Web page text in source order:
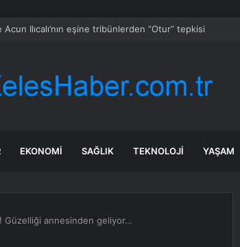
kanalında bulunan 9 yaşındaki çocuk hayatını kaybetti
EKONOMI SAĞLIK TEKNOLOJI YAŞAM
Güzelliği annesinden geliyor…